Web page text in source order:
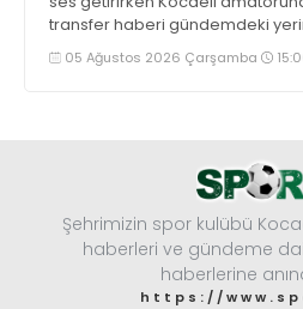
transfer haberi gündemdeki
05 Ağustos 2026 Çarşamba
Şehrimizin spor kulübü
haberleri ve gündeme
haberlerine
https://